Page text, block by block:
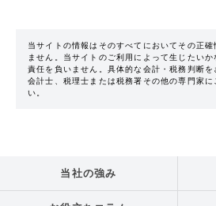
当サイトの情報はそのすべてにおいてその正確
ません。当サイトのご利用によって生じたい
責任を負いません。具体的な会計・税務判断
会計士、税理士または税務署その他の専門家に
い。
当社の強み